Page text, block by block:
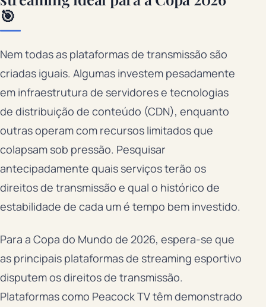
🎯
Nem todas as plataformas de transmissão são
criadas iguais. Algumas investem pesadamente
em infraestrutura de servidores e tecnologias
de distribuição de conteúdo (CDN), enquanto
outras operam com recursos limitados que
colapsam sob pressão. Pesquisar
antecipadamente quais serviços terão os
direitos de transmissão e qual o histórico de
estabilidade de cada um é tempo bem investido.
Para a Copa do Mundo de 2026, espera-se que
as principais plataformas de streaming esportivo
disputem os direitos de transmissão.
Plataformas como Peacock TV têm demonstrado